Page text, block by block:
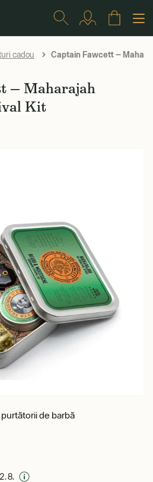
cadou Captain Fawcett —
— Maharajah
Kit
de barbă
8.